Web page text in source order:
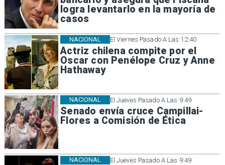
logra levantarlo en la mayoría de
casos
El Viernes Pasado A Las 12:40
Actriz chilena compite por el
Oscar con Penélope Cruz y Anne
Hathaway
NACIONAL
El Jueves Pasado A Las 9:49
Senado envía cruce Campillai-
Flores a Comisión de Ética
NACIONAL
El Jueves Pasado A Las 9:49
NACIONAL